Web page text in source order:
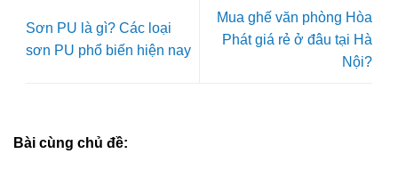
Sơn PU là gì? Các loại
sơn PU phổ biến hiện nay
Mua ghế văn phòng Hòa
Phát giá rẻ ở đâu tại Hà
Nội?
Bài cùng chủ đề: